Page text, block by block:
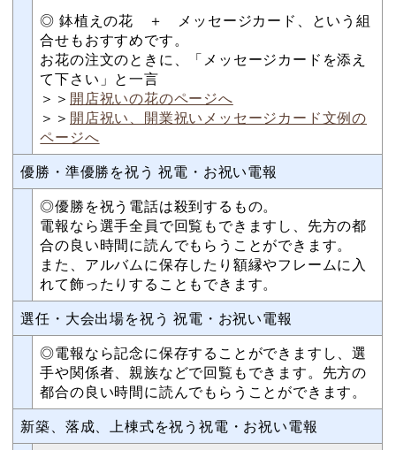
◎ 鉢植えの花 ＋ メッセージカード、という組
合せもおすすめです。
お花の注文のときに、「メッセージカードを添え
て下さい」と一言
＞＞ 開店祝いの花のページへ
＞＞ 開店祝い、開業祝いメッセージカード文例の
ページへ
優勝・準優勝を祝う 祝電・お祝い電報
◎優勝を祝う電話は殺到するもの。
電報なら選手全員で回覧もできますし、先方の都
合の良い時間に読んでもらうことができます。
また、アルバムに保存したり額縁やフレームに入
れて飾ったりすることもできます。
選任・大会出場を祝う 祝電・お祝い電報
◎電報なら記念に保存することができますし、選
手や関係者、親族などで回覧もできます。先方の
都合の良い時間に読んでもらうことができます。
新築、落成、上棟式を祝う祝電・お祝い電報